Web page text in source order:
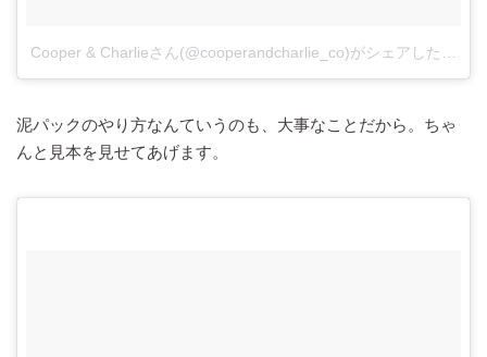
Cooper & Charlieさん(@cooperandcharlie_co)がシェアした投稿
泥パックのやり方なんていうのも、大事なことだから。ちゃ
んと見本を見せてあげます。